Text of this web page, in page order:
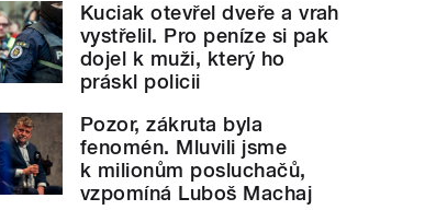
Kuciak otevřel dveře a vrah
vystřelil. Pro peníze si pak
dojel k muži, který ho
práskl policii
Pozor, zákruta byla
fenomén. Mluvili jsme
k milionům posluchačů,
vzpomíná Luboš Machaj